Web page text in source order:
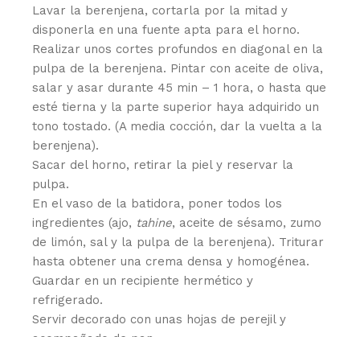
Lavar la berenjena, cortarla por la mitad y
disponerla en una fuente apta para el horno.
Realizar unos cortes profundos en diagonal en la
pulpa de la berenjena. Pintar con aceite de oliva,
salar y asar durante 45 min – 1 hora, o hasta que
esté tierna y la parte superior haya adquirido un
tono tostado. (A media cocción, dar la vuelta a la
berenjena).
Sacar del horno, retirar la piel y reservar la
pulpa.
En el vaso de la batidora, poner todos los
ingredientes (ajo, tahine, aceite de sésamo, zumo
de limón, sal y la pulpa de la berenjena). Triturar
hasta obtener una crema densa y homogénea.
Guardar en un recipiente hermético y
refrigerado.
Servir decorado con unas hojas de perejil y